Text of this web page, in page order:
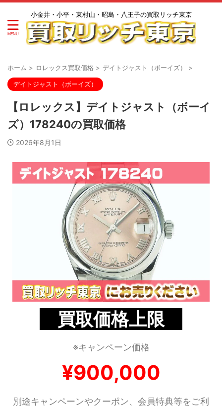
小金井・小平・東村山・昭島・八王子の買取リッチ東京
ホーム > ロレックス買取価格 > デイトジャスト（ボーイズ） >
デイトジャスト（ボーイズ）
【ロレックス】デイトジャスト（ボーイ
ズ）178240の買取価格
2026年8月1日
買取価格上限
※キャンペーン価格
¥900,000
別途キャンペーンやクーポン、会員特典等をご利